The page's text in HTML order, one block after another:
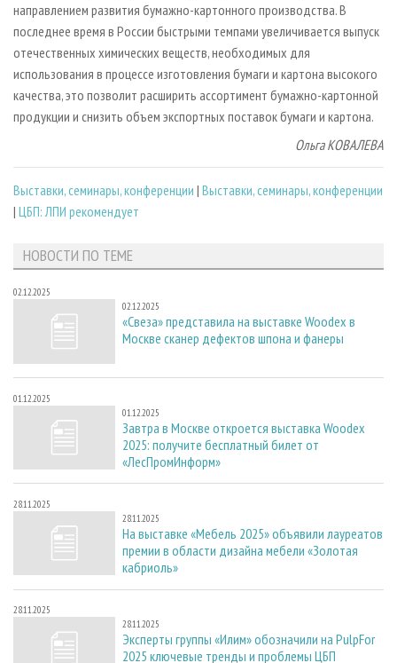
направлением развития бумажно-картонного производства. В
последнее время в России быстрыми темпами увеличивается выпуск
отечественных химических веществ, необходимых для
использования в процессе изготовления бумаги и картона высокого
качества, это позволит расширить ассортимент бумажно-картонной
продукции и снизить объем экспортных поставок бумаги и картона.
Ольга КОВАЛЕВА
Выставки, семинары, конференции | Выставки, семинары, конференции
| ЦБП: ЛПИ рекомендует
НОВОСТИ ПО ТЕМЕ
02.12.2025
02.12.2025
«Свеза» представила на выставке Woodex в
Москве сканер дефектов шпона и фанеры
01.12.2025
01.12.2025
Завтра в Москве откроется выставка Woodex
2025: получите бесплатный билет от
«ЛесПромИнформ»
28.11.2025
28.11.2025
На выставке «Мебель 2025» объявили лауреатов
премии в области дизайна мебели «Золотая
кабриоль»
28.11.2025
28.11.2025
Эксперты группы «Илим» обозначили на PulpFor
2025 ключевые тренды и проблемы ЦБП